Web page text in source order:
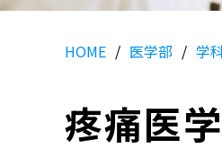
HOME 医学部 学
疼痛医